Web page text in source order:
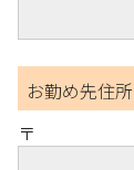
お勤め先住所
〒